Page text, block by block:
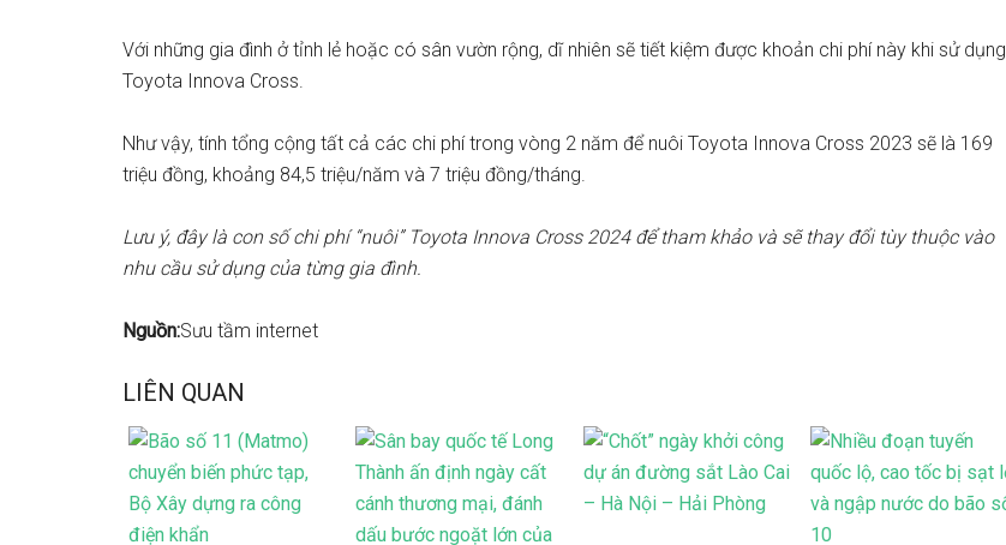
Với những gia đình ở tỉnh lẻ hoặc có sân vườn rộng, dĩ nhiên sẽ tiết kiệm được khoản chi phí này khi sử dụng
Toyota Innova Cross.
Như vậy, tính tổng cộng tất cả các chi phí trong vòng 2 năm để nuôi Toyota Innova Cross 2023 sẽ là 169
triệu đồng, khoảng 84,5 triệu/năm và 7 triệu đồng/tháng.
Lưu ý, đây là con số chi phí “nuôi” Toyota Innova Cross 2024 để tham khảo và sẽ thay đổi tùy thuộc vào
nhu cầu sử dụng của từng gia đình.
Nguồn:Sưu tầm internet
LIÊN QUAN